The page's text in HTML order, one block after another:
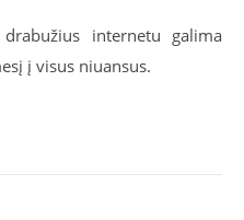
internetu galima
į visus niuansus.